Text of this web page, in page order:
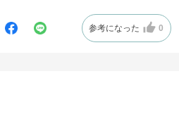
参考になった 0